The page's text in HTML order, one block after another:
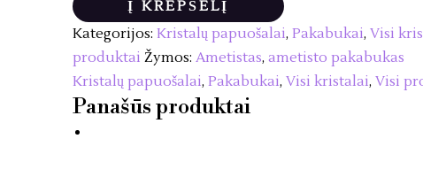
-
pakabukas
(be
grandinėlės)
Į KREPŠELĮ
Kategorijos: Kristalų papuošalai, Pakabukai, Visi
produktai Žymos: Ametistas, ametisto pakabukas
Kristalų papuošalai, Pakabukai, Visi kristalai, Visi
Panašūs produktai